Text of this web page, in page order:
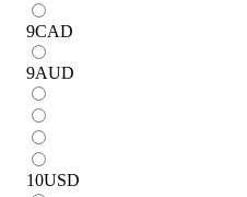
9CAD
9AUD
10USD